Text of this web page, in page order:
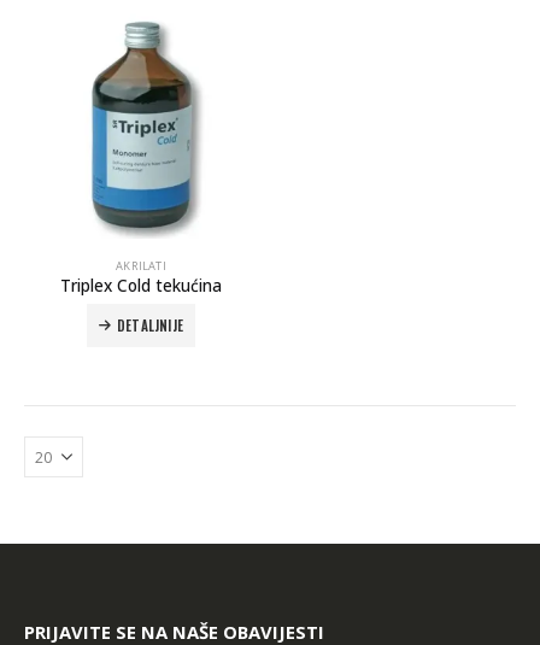
AKRILATI
Triplex Cold tekućina
DETALJNIJE
Autoklav Europa B evo
Evetric Flow
PRIJAVITE SE NA NAŠE OBAVIJESTI